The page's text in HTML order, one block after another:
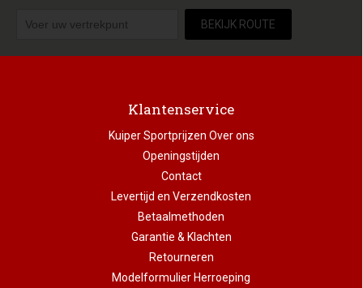
BEKIJK ROUTE
Klantenservice
Kuiper Sportprijzen Over ons
Openingstijden
Contact
Levertijd en Verzendkosten
Betaalmethoden
Garantie & Klachten
Retourneren
Modelformulier Herroeping